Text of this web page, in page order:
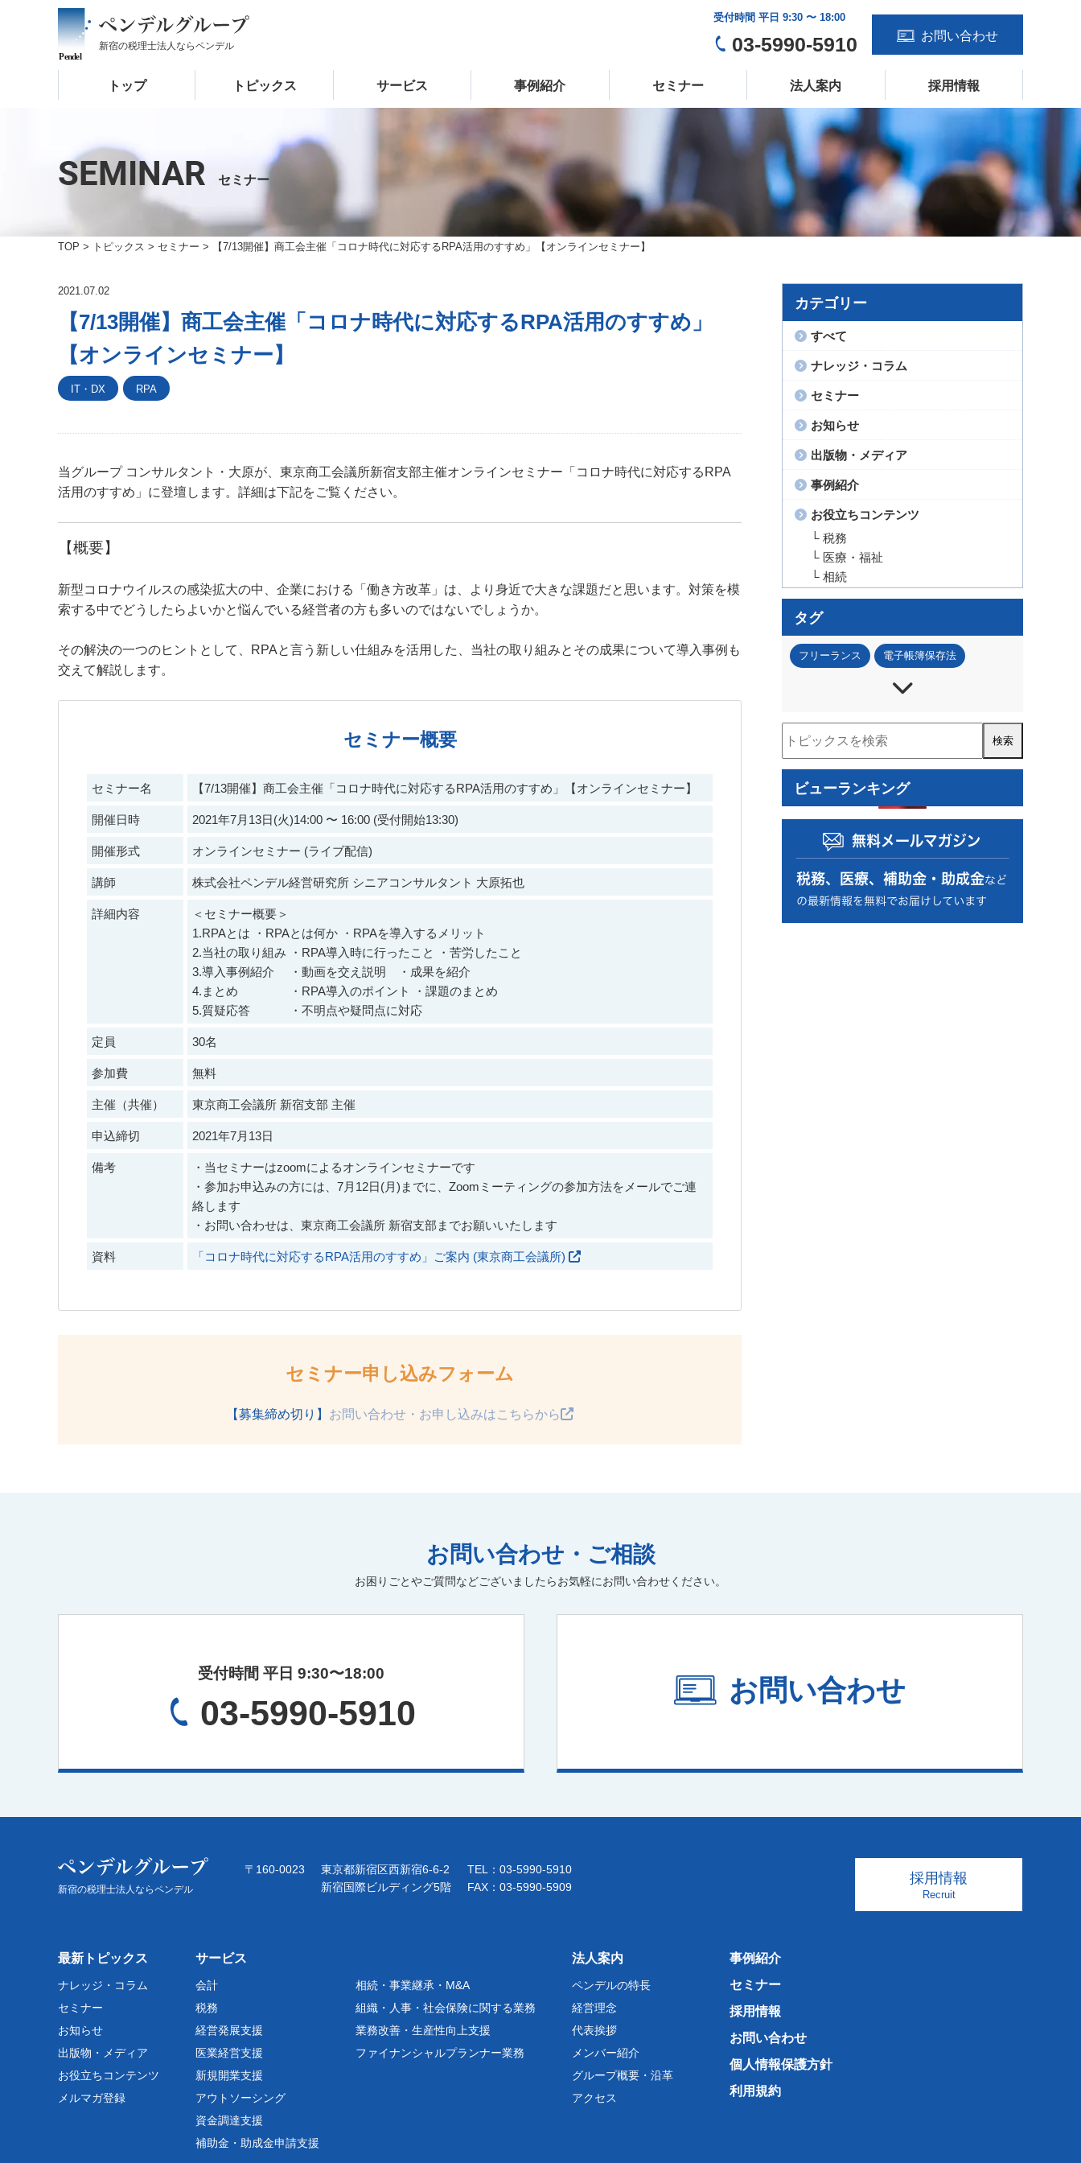
新宿の税理士法人ならペンデル
受付時間 平日 9:30 〜 18:00
03-5990-5910 お問い合わせ
トップ トピックス サービス 事例紹介 セミナー 法人案内 採用情報
SEMINAR セミナー
TOP > トピックス > セミナー > 【7/13開催】商工会主催「コロナ時代に対応するRPA活用のすすめ」【オンラインセミナー】
2021.07.02
【7/13開催】商工会主催「コロナ時代に対応するRPA活用のすすめ」
【オンラインセミナー】
IT・DX RPA
当グループ コンサルタント・大原が、東京商工会議所新宿支部主催オンラインセミナー「コロナ時代に対応するRPA
活用のすすめ」に登壇します。詳細は下記をご覧ください。
【概要】
新型コロナウイルスの感染拡大の中、企業における「働き方改革」は、より身近で大きな課題だと思います。対策を模
索する中でどうしたらよいかと悩んでいる経営者の方も多いのではないでしょうか。
その解決の一つのヒントとして、RPAと言う新しい仕組みを活用した、当社の取り組みとその成果について導入事例も
交えて解説します。
セミナー概要
セミナー名 【7/13開催】商工会主催「コロナ時代に対応するRPA活用のすすめ」【オンラインセミナー】
開催日時 2021年7月13日(火)14:00 〜 16:00 (受付開始13:30)
開催形式 オンラインセミナー (ライブ配信)
講師 株式会社ペンデル経営研究所 シニアコンサルタント 大原拓也
詳細内容
＜セミナー概要＞
1.RPAとは ・RPAとは何か ・RPAを導入するメリット
2.当社の取り組み ・RPA導入時に行ったこと ・苦労したこと
3.導入事例紹介 ・動画を交え説明 ・成果を紹介
4.まとめ ・RPA導入のポイント ・課題のまとめ
5.質疑応答 ・不明点や疑問点に対応
定員 30名
参加費 無料
主催（共催） 東京商工会議所 新宿支部 主催
申込締切 2021年7月13日
備考
・当セミナーはzoomによるオンラインセミナーです
・参加お申込みの方には、7月12日(月)までに、Zoomミーティングの参加方法をメールでご連
絡します
・お問い合わせは、東京商工会議所 新宿支部までお願いいたします
資料 「コロナ時代に対応するRPA活用のすすめ」ご案内 (東京商工会議所)
セミナー申し込みフォーム
【募集締め切り】 お問い合わせ・お申し込みはこちらから
カテゴリー
すべて
ナレッジ・コラム
セミナー
お知らせ
出版物・メディア
事例紹介
お役立ちコンテンツ
└ 税務
└ 医療・福祉
└ 相続
タグ
フリーランス 電子帳簿保存法
節税
資金調達 補助金・助成金 税務調査
人事・労務 事業再構築補助金
ものづくり補助金
住民税
小規模事業者持続化補助金 RPA
確定拠出年金 確定申告 源泉徴収
ビューランキング
お問い合わせ・ご相談
お困りごとやご質問などございましたらお気軽にお問い合わせください。
受付時間 平日 9:30〜18:00
03-5990-5910
お問い合わせ
新宿の税理士法人ならペンデル
〒160-0023
東京都新宿区西新宿6-6-2
新宿国際ビルディング5階
TEL：03-5990-5910
FAX：03-5990-5909
採用情報
Recruit
最新トピックス
ナレッジ・コラム
セミナー
お知らせ
出版物・メディア
お役立ちコンテンツ
メルマガ登録
サービス
会計
税務
経営発展支援
医業経営支援
新規開業支援
アウトソーシング
資金調達支援
補助金・助成金申請支援
相続・事業継承・M&A
組織・人事・社会保険に関する業務
業務改善・生産性向上支援
ファイナンシャルプランナー業務
法人案内
ペンデルの特長
経営理念
代表挨拶
メンバー紹介
グループ概要・沿革
アクセス
事例紹介
セミナー
採用情報
お問い合わせ
個人情報保護方針
利用規約